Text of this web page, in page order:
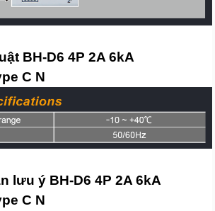
BH-D6 4P 2A 6kA
C N
lưu ý BH-D6 4P 2A 6kA
C N